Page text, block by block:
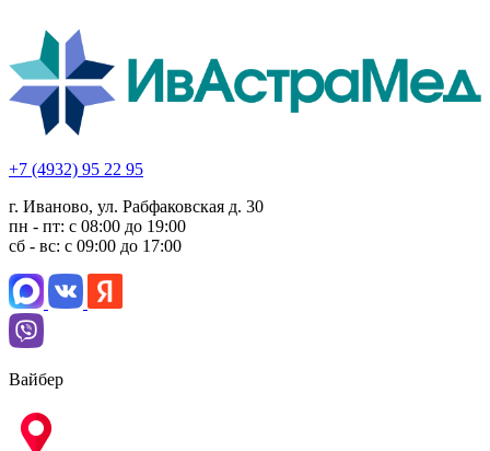
+7 (4932) 95 22 95
г. Иваново, ул. Рабфаковская д. 30
пн - пт: с 08:00 до 19:00
сб - вс: с 09:00 до 17:00
Вайбер